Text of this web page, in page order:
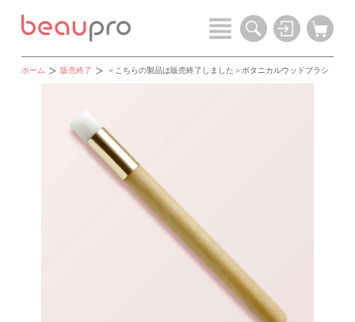
ホーム 販売終了 ＜こちらの製品は販売終了しました＞ボタニカルウッドブラシ